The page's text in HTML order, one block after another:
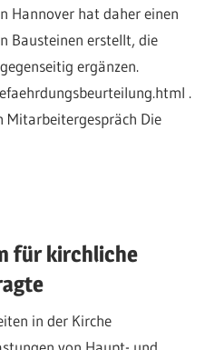
Hannover hat daher einen
Bausteinen erstellt, die
ergänzen.
.
Mitarbeitergespräch Die
für kirchliche
in der Kirche